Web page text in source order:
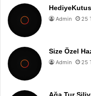
Admin 25
Size Özel
Admin 25